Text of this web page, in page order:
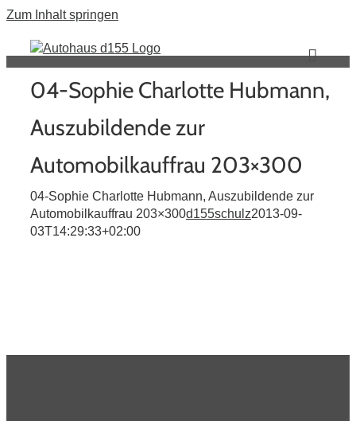
Zum Inhalt springen
04-Sophie Charlotte Hubmann,
Auszubildende zur
Automobilkauffrau 203×300
04-Sophie Charlotte Hubmann, Auszubildende zur
Automobilkauffrau 203×300d155schulz2013-09-
03T14:29:33+02:00